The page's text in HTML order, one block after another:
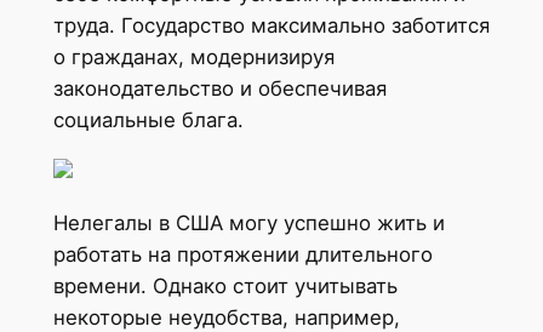
труда. Государство максимально заботится
о гражданах, модернизируя
законодательство и обеспечивая
социальные блага.
Нелегалы в США могу успешно жить и
работать на протяжении длительного
времени. Однако стоит учитывать
некоторые неудобства, например,